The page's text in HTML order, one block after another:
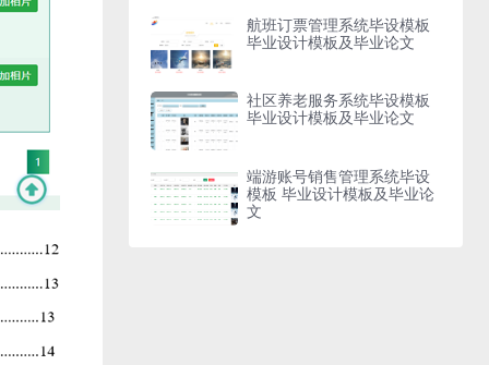
航班订票管理系统毕设模板
毕业设计模板及毕业论文
社区养老服务系统毕设模板
毕业设计模板及毕业论文
端游账号销售管理系统毕设
模板 毕业设计模板及毕业论
文